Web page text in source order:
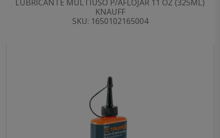
LUBRICANTE MULTIUSO P/AFLOJAR 11 OZ (325ML)
KNAUFF
SKU: 1650102165004